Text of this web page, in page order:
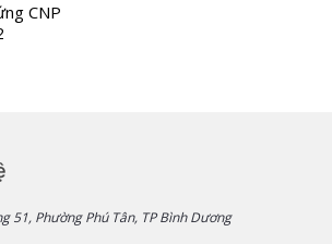
CNP
51, Phường Phú Tân, TP Bình Dương